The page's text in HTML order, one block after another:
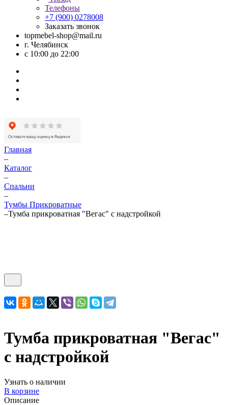
Телефоны
+7 (900) 0278008
Заказать звонок
topmebel-shop@mail.ru
г. Челябинск
с 10:00 до 22:00
Главная
–
Каталог
–
Спальни
–
Тумбы Прикроватные
–Тумба прикроватная "Вегас" с надстройкой
Тумба прикроватная "Вегас"
с надстройкой
Узнать о наличии
В корзине
Описание